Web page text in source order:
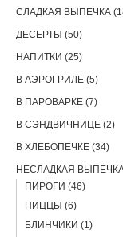
СЛАДКАЯ ВЫПЕЧКА
ДЕСЕРТЫ (50)
НАПИТКИ (25)
В АЭРОГРИЛЕ (5)
В ПАРОВАРКЕ (7)
В СЭНДВИЧНИЦЕ (2)
В ХЛЕБОПЕЧКЕ (34)
НЕСЛАДКАЯ
ПИРОГИ (46)
ПИЦЦЫ (6)
БЛИНЧИКИ (1)